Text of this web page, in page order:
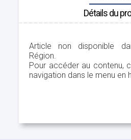
Détails du
Article non disponible
Région.
Pour accéder au contenu,
navigation dans le menu en